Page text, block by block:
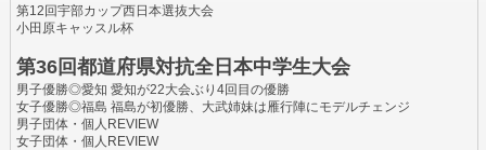
第12回宇部カップ西日本選抜大会
小田原キャッスル杯
第36回都道府県対抗全日本中学生大会
男子優勝◎愛知 愛知が22大会ぶり4回目の優勝
女子優勝◎福島 福島が初優勝、大武姉妹は雁行陣にモデルチェンジ
男子団体・個人REVIEW
女子団体・個人REVIEW